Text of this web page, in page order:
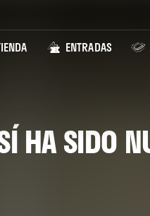
ENTRADAS
HA SIDO